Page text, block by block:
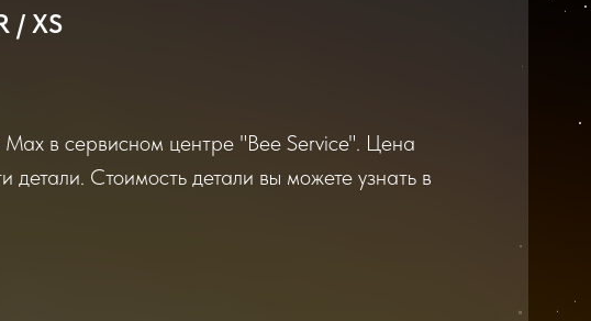
/ XS
в сервисном центре "Bee Service". Цена
детали. Стоимость детали вы можете узнать в